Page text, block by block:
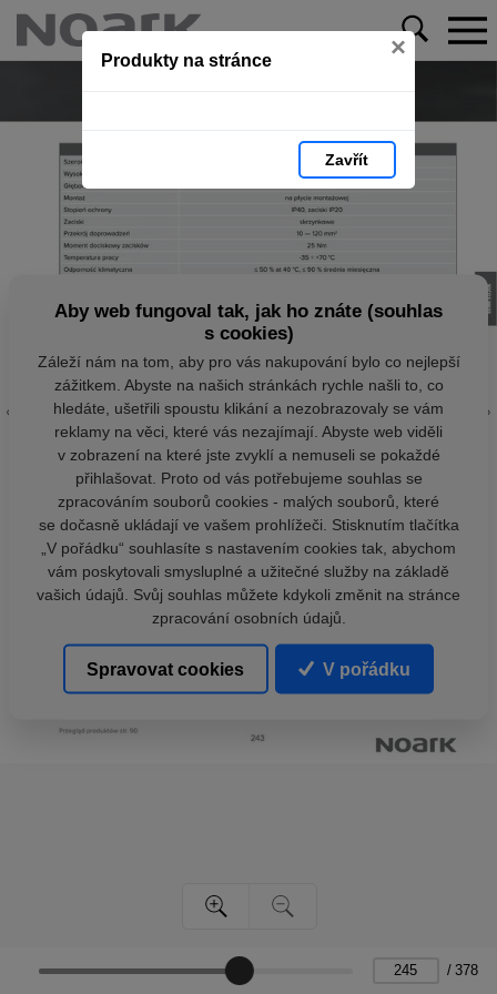
Produkty na stránce ×
Zavřít
/ 378
Aby web fungoval tak, jak ho znáte (souhlas
s cookies)
Záleží nám na tom, aby pro vás nakupování bylo co nejlepší
zážitkem. Abyste na našich stránkách rychle našli to, co
hledáte, ušetřili spoustu klikání a nezobrazovaly se vám
reklamy na věci, které vás nezajímají. Abyste web viděli
v zobrazení na které jste zvyklí a nemuseli se pokaždé
přihlašovat. Proto od vás potřebujeme souhlas se
zpracováním souborů cookies - malých souborů, které
se dočasně ukládají ve vašem prohlížeči. Stisknutím tlačítka
„V pořádku“ souhlasíte s nastavením cookies tak, abychom
vám poskytovali smysluplné a užitečné služby na základě
vašich údajů. Svůj souhlas můžete kdykoli změnit na stránce
zpracování osobních údajů.
Spravovat cookies V pořádku